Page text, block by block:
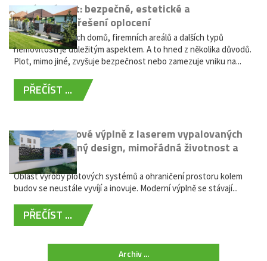
Hliníkový plot: bezpečné, estetické a
bezúdržbové řešení oplocení
Oplocení rodinných domů, firemních areálů a dalších typů
nemovitostí je důležitým aspektem. A to hned z několika důvodů.
Plot, mimo jiné, zvyšuje bezpečnost nebo zamezuje vniku na...
PŘEČÍST ...
Moderní plotové výplně z laserem vypalovaných
kovů: výjimečný design, mimořádná životnost a
žádná údržba
Oblast výroby plotových systémů a ohraničení prostoru kolem
budov se neustále vyvíjí a inovuje. Moderní výplně se stávají...
PŘEČÍST ...
Archiv ...